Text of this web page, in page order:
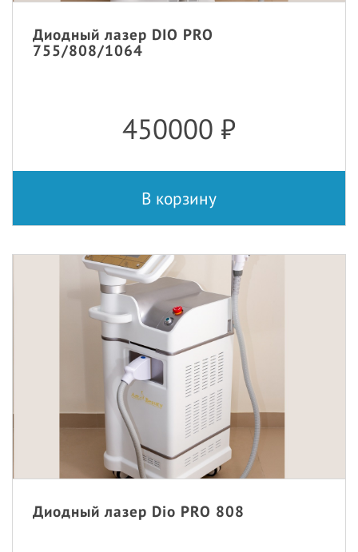
Диодный лазер DIO PRO
755/808/1064
450000 ₽
В корзину
Диодный лазер Dio PRO 808